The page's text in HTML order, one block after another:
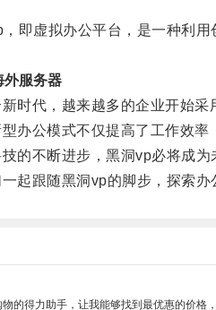
虚拟办公平台，是一种利用
服务器
代，越来越多的企业开始采
公模式不仅提高了工作效率
不断进步，黑洞vp必将成为
跟随黑洞vp的脚步，探索办
的得力助手，让我能够找到最优惠的价格